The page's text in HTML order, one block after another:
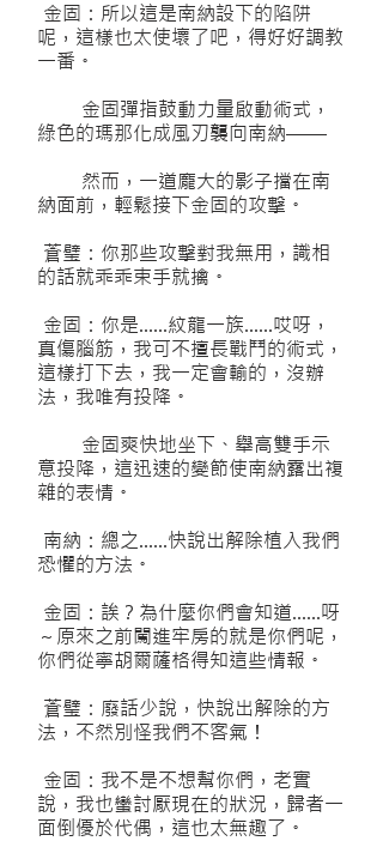
金固：所以這是南納設下的陷阱
呢，這樣也太使壞了吧，得好好調教
一番。
金固彈指鼓動力量啟動術式，
綠色的瑪那化成風刃襲向南納——
然而，一道龐大的影子擋在南
納面前，輕鬆接下金固的攻擊。
蒼璧：你那些攻擊對我無用，識相
的話就乖乖束手就擒。
金固：你是……紋龍一族……哎呀，
真傷腦筋，我可不擅長戰鬥的術式，
這樣打下去，我一定會輸的，沒辦
法，我唯有投降。
金固爽快地坐下、舉高雙手示
意投降，這迅速的變節使南納露出複
雜的表情。
南納：總之……快說出解除植入我們
恐懼的方法。
金固：誒？為什麼你們會知道……呀
～原來之前闖進牢房的就是你們呢，
你們從寧胡爾薩格得知這些情報。
蒼璧：廢話少說，快說出解除的方
法，不然別怪我們不客氣！
金固：我不是不想幫你們，老實
說，我也蠻討厭現在的狀況，歸者一
面倒優於代偶，這也太無趣了。